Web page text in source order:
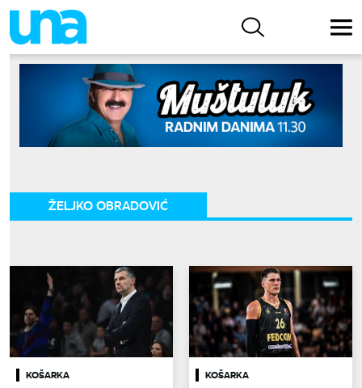
ŽELJKO OBRADOVIĆ
KOŠARKA KOŠARKA